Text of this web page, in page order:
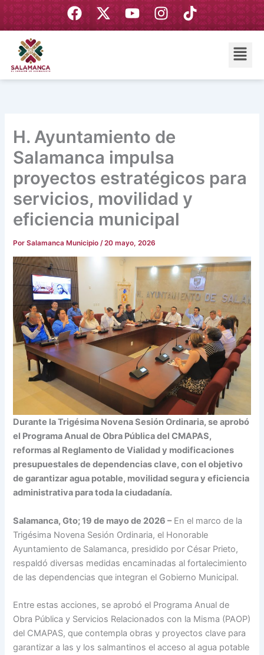
al
F
a
X
-
r
Y
o
I
n
m
T
i
Menú
H. Ayuntamiento de
Salamanca impulsa
proyectos estratégicos para
servicios, movilidad y
eficiencia municipal
PorSalamanca Municipio/20 mayo, 2026
Durante la Trigésima Novena Sesión Ordinaria, se aprobó
el Programa Anual de Obra Pública del CMAPAS,
reformas al Reglamento de Vialidad y modificaciones
presupuestales de dependencias clave, con el objetivo
de garantizar agua potable, movilidad segura y eficiencia
administrativa para toda la ciudadanía.
Salamanca, Gto; 19 de mayo de 2026 –En el marco de la
Trigésima Novena Sesión Ordinaria, el Honorable
Ayuntamiento de Salamanca, presidido por César Prieto,
respaldó diversas medidas encaminadas al fortalecimiento
de las dependencias que integran el Gobierno Municipal.
Entre estas acciones, se aprobó el Programa Anual de
Obra Pública y Servicios Relacionados con la Misma (PAOP)
del CMAPAS, que contempla obras y proyectos clave para
garantizar a las y los salmantinos el acceso al agua potable